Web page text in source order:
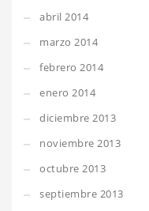
abril 2014
marzo 2014
febrero 2014
enero 2014
diciembre 2013
noviembre 2013
octubre 2013
septiembre 2013